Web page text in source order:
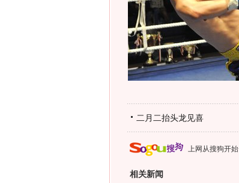
二月二抬头龙见喜
上网从搜狗开始
相关新闻